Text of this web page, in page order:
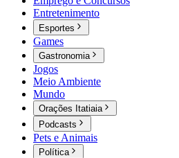
Entretenimento
Esportes
Games
Gastronomia
Jogos
Meio Ambiente
Mundo
Orações Itatiaia
Podcasts
Pets e Animais
Política